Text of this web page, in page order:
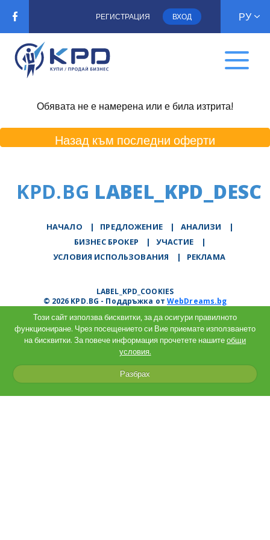
РЕГИСТРАЦИЯ ВХОД РУ
Обявата не е намерена или е била изтрита!
Назад към последни оферти
KPD.BG LABEL_KPD_DESC
НАЧАЛО | ПРЕДЛОЖЕНИЕ | АНАЛИЗИ
|
БИЗНЕС БРОКЕР
| УЧАСТИЕ
|
УСЛОВИЯ ИСПОЛЬЗОВАНИЯ
| РЕКЛАМА
LABEL_KPD_COOKIES
© 2026 KPD.BG - Поддръжка отWebDreams.bg
Този сайт използва бисквитки, за да осигури правилното
функциониране. Чрез посещението си Вие приемате използването
на бисквитки. За повече информация прочетете нашитеобщи
условия.
Разбрах